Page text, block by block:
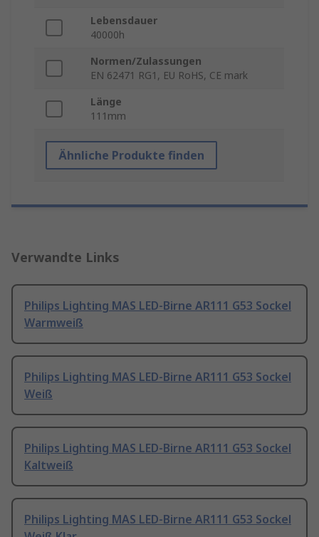
Lebensdauer
40000h
Normen/Zulassungen
EN 62471 RG1, EU RoHS, CE mark
Länge
111mm
Ähnliche Produkte finden
Verwandte Links
Philips Lighting MAS LED-Birne AR111 G53 Sockel
Warmweiß
Philips Lighting MAS LED-Birne AR111 G53 Sockel
Weiß
Philips Lighting MAS LED-Birne AR111 G53 Sockel
Kaltweiß
Philips Lighting MAS LED-Birne AR111 G53 Sockel